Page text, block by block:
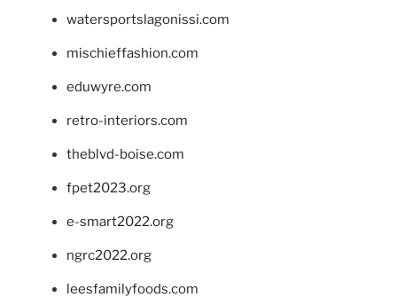
watersportslagonissi.com
mischieffashion.com
eduwyre.com
retro-interiors.com
theblvd-boise.com
fpet2023.org
e-smart2022.org
ngrc2022.org
leesfamilyfoods.com